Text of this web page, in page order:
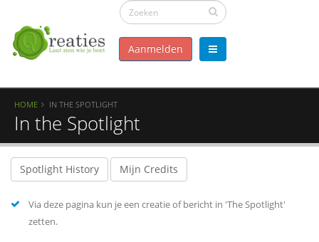
Aanmelden
HOME IN THE SPOTLIGHT
In the Spotlight
Spotlight History Mijn Credits
Via deze pagina kun je een creatie of bericht in 'The Spotlight'
zetten.